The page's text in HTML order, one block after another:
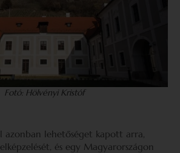
Fotó: Hölvényi Kristóf
azonban lehetőséget kapott arra,
és egy Magyarországon